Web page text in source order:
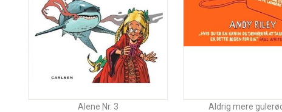
Alene Nr. 3 Aldrig mere